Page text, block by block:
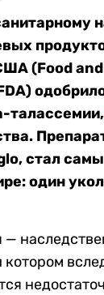
(Food
талассемии,
стал
один
—
котором